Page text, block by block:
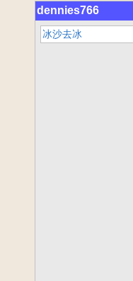
dennies766
冰沙去冰